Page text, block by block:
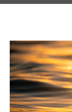
Kontakt